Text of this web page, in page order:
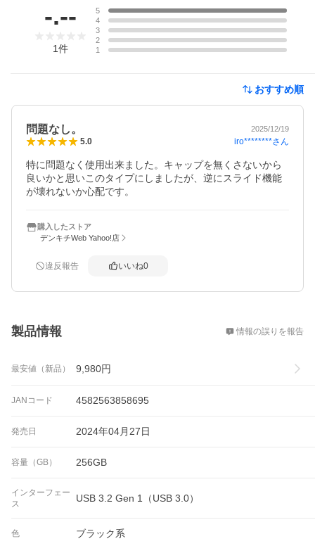
-.--
1件
5
4
3
2
1
おすすめ順
問題なし。 2025/12/19
5.0 iro********さん
特に問題なく使用出来ました。キャップを無くさないから
良いかと思いこのタイプにしましたが、逆にスライド機能
が壊れないか心配です。
購入したストア
デンキチWeb Yahoo!店
違反報告 いいね0
製品情報 情報の誤りを報告
最安値（新品） 9,980円
JANコード 4582563858695
発売日 2024年04月27日
容量（GB） 256GB
インターフェー
ス
USB 3.2 Gen 1（USB 3.0）
色 ブラック系